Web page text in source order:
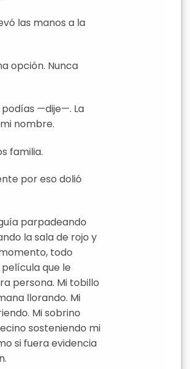
las manos a la
opción. Nunca
—dije—. La
nombre.
familia.
por eso dolió
parpadeando
la sala de rojo y
todo
que le
persona. Mi tobillo
llorando. Mi
Mi sobrino
sosteniendo mi
si fuera evidencia